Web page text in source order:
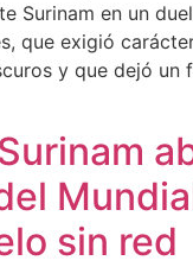
Surinam en un
que exigió
y que dejó un
sin red